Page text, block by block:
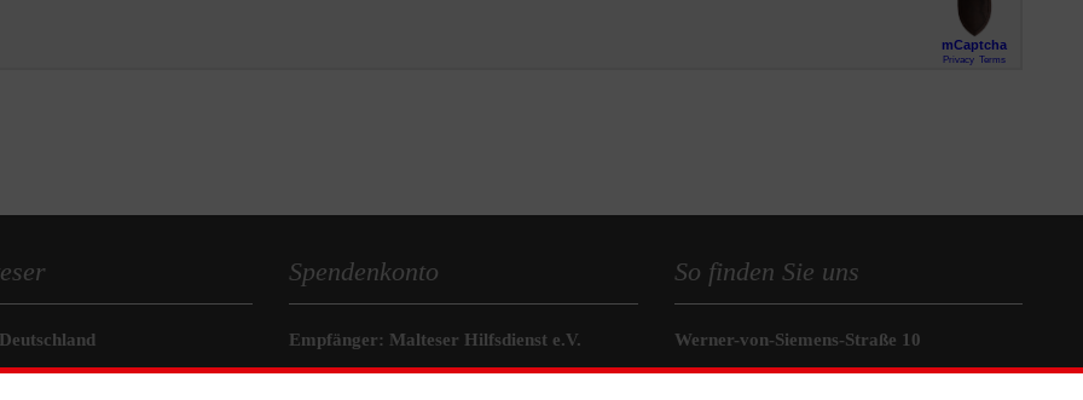
Spendenkonto
Empfänger: Malteser Hilfsdienst e.V.
Bank: Pax-Bank für Kirche und Caritas eG
So finden Sie uns
Werner-von-Siemens-Straße 10
86159 Augsburg